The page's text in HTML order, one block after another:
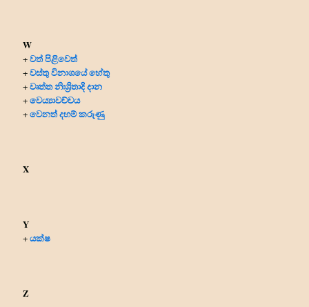
W
+වත් පිළිවෙත්
+වස්තු විනාශයේ හේතු
+වෘත්ත නිඃශ්‍රිතාදි දාන
+වෙය්‍යාවච්චය
+වෙනත් දහම් කරුණු
X
Y
+යක්ෂ
Z